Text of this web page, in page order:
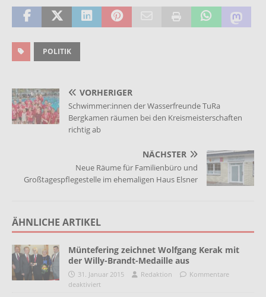
POLITIK
VORHERIGER
Schwimmer:innen der Wasserfreunde TuRa
Bergkamen räumen bei den Kreismeisterschaften
richtig ab
NÄCHSTER
Neue Räume für Familienbüro und
Großtagespflegestelle im ehemaligen Haus Elsner
ÄHNLICHE ARTIKEL
Müntefering zeichnet Wolfgang Kerak mit
der Willy-Brandt-Medaille aus
31. Januar 2015 Redaktion
Kommentare
deaktiviert